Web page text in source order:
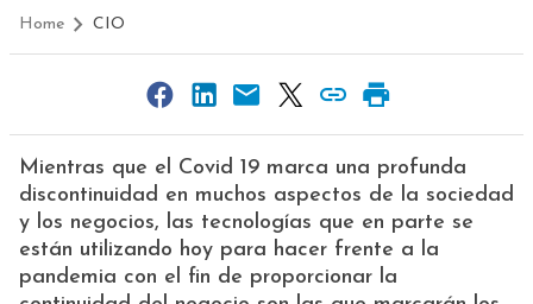
Home CIO
Mientras que el Covid 19 marca una profunda
discontinuidad en muchos aspectos de la sociedad
y los negocios, las tecnologías que en parte se
están utilizando hoy para hacer frente a la
pandemia con el fin de proporcionar la